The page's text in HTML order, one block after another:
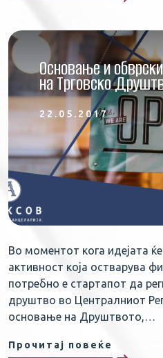
Основање и
на Трговско
22.05.2017
Во моментот кога идејата
активност која остварува
потребно е стартапот да
друштво во Централниот
основање на Друштвото,…
Прочитај повеќе